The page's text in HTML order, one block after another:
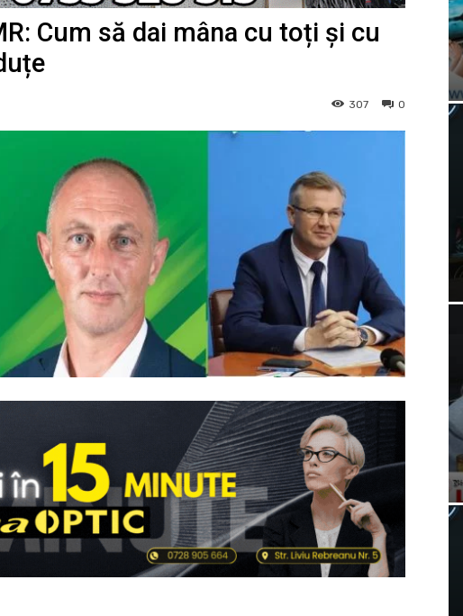
Cum să dai mâna cu toți și cu
0
307